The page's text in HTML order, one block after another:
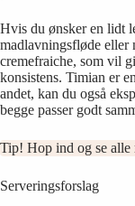
Hvis du ønsker en lidt
madlavningsfløde eller
cremefraiche, som vil
konsistens. Timian er
andet, kan du også
begge passer godt
Tip! Hop ind og se alle
Serveringsforslag